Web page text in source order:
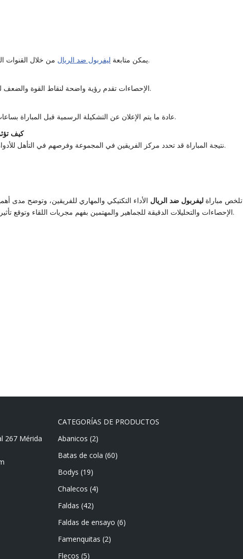
يمكن متابعة ليفربول ضد الريال
من خلال القنوات الرياضية الرسمية والمواقع الإلكترونية المختصة.
الإحصاءات تقدم رؤية واضحة لنقاط القوة والضعف لكل فريق، وتساعد على توقع مجريات المباراة.
عادة ما يتم الإعلان عن التشكيلة الرسمية قبل المباراة بساعات من خلال المواقع والقنوات الرسمية للناديين.
كيف
نتيجة المباراة قد تحدد مركز الفريقين في المجموعة وفرصهم في التأهل للأدوار القادمة، وبالتالي لها تأثير كبير على المنافسة.
تلخص مباراةليفربول ضد الريال الأداء التكتيكي والمهاري للفريقين، وتوضح مدى
الإحصاءات والتحليلات الدقيقة للجماهير والمهتمين بفهم مجريات اللقاء وتوقع تأثيره على مستقبل الفريقين في المنافسات الأوروبية.
267 Mérida
CATEGORÍAS DE PRODUCTOS
Abanicos (2)
Batas de cola (60)
Bodys (19)
Chalecos (4)
Faldas (42)
Faldas de ensayo (6)
Famenquitas (2)
Flecos (5)